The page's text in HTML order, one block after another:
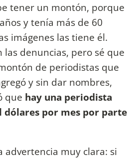
tener un montón, porque
y tenía más de 60
imágenes las tiene él.
las denuncias, pero sé que
de periodistas que
y sin dar nombres,
que hay una periodista
dólares por mes por parte
advertencia muy clara: si